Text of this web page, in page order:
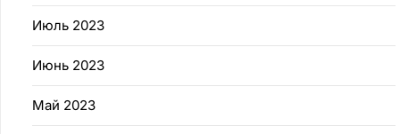
Июль 2023
Июнь 2023
Май 2023